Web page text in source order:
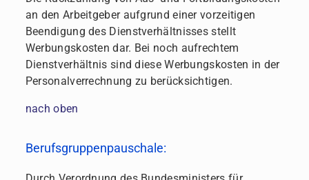
an den Arbeitgeber aufgrund einer vorzeitigen
Beendigung des Dienstverhältnisses stellt
Werbungskosten dar. Bei noch aufrechtem
Dienstverhältnis sind diese Werbungskosten in der
Personalverrechnung zu berücksichtigen.
nach oben
Berufsgruppenpauschale: